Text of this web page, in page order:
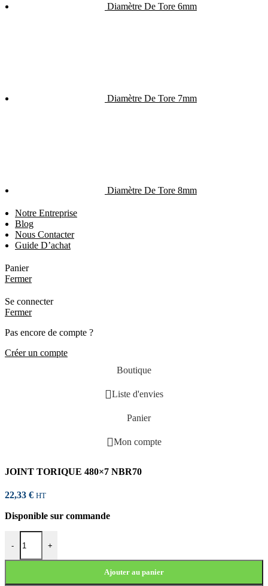
Diamètre De Tore 6mm
Diamètre De Tore 7mm
Diamètre De Tore 8mm
Notre Entreprise
Blog
Nous Contacter
Guide D’achat
Panier
Fermer
Se connecter
Fermer
Pas encore de compte ?
Créer un compte
Boutique
Liste d'envies
Panier
Mon compte
JOINT TORIQUE 480×7 NBR70
22,33 € HT
Disponible sur commande
-
quantité de JOINT TORIQUE 480x7 NBR70
+
Ajouter au panier